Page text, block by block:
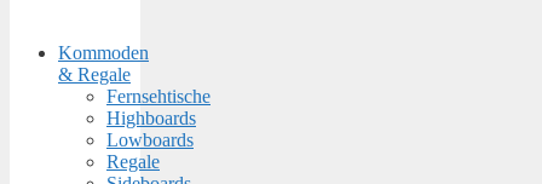
Kommoden
& Regale
Fernsehtische
Highboards
Lowboards
Regale